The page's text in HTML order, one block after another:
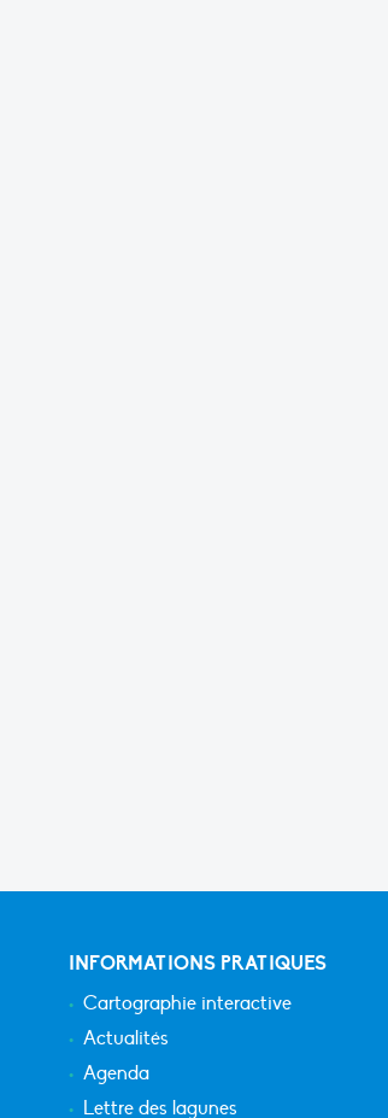
INFORMATIONS PRATIQUES
Cartographie interactive
Actualités
Agenda
Lettre des lagunes